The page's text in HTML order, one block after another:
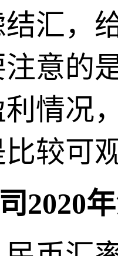
汇，
意的
情况
较可
2020